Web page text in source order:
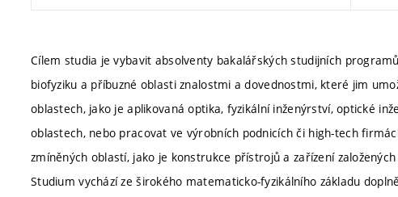
Cílem studia je vybavit absolventy bakalářských studijních
biofyziku a příbuzné oblasti znalostmi a dovednostmi, které jim
oblastech, jako je aplikovaná optika, fyzikální inženýrství, optické
oblastech, nebo pracovat ve výrobních podnicích či high-tech
zmíněných oblastí, jako je konstrukce přístrojů a zařízení
Studium vychází ze širokého matematicko-fyzikálního základu